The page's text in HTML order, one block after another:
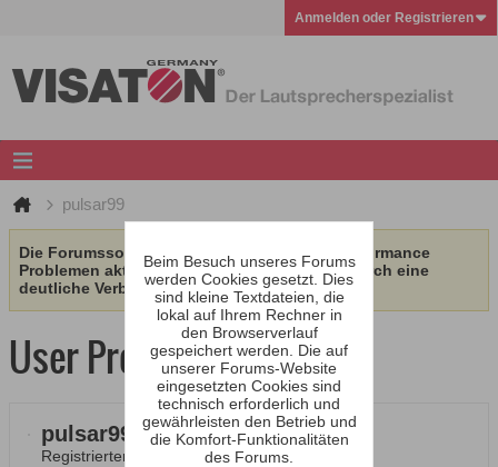
Anmelden oder Registrieren
pulsar99
Die Forumssoftware wurde aufgrund von Performance
Problemen aktualisiert. Wir erhoffen uns dadurch eine
deutliche Verbesserung.
User Profile
pulsar99
Registrierter Benutzer
Beim Besuch unseres Forums
werden Cookies gesetzt. Dies
sind kleine Textdateien, die
lokal auf Ihrem Rechner in
den Browserverlauf
gespeichert werden. Die auf
unserer Forums-Website
eingesetzten Cookies sind
technisch erforderlich und
gewährleisten den Betrieb und
die Komfort-Funktionalitäten
des Forums.